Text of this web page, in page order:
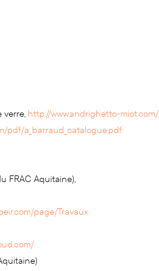
verre, http://www.andrighetto-miot.com/
pdf/a_barraud_catalogue.pdf
FRAC Aquitaine),
page/Travaux